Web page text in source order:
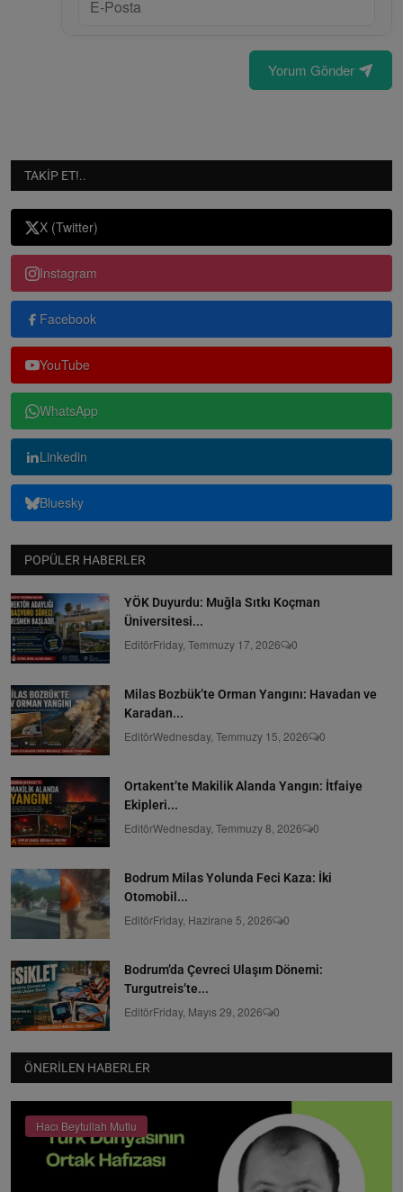
Yorum Gönder
TAKIP ET!..
X (Twitter)
Instagram
Facebook
YouTube
WhatsApp
Linkedin
Bluesky
POPÜLER HABERLER
YÖK Duyurdu: Muğla Sıtkı Koçman
Üniversitesi...
EditörFriday, Temmuzy 17, 2026 0
Milas Bozbük’te Orman Yangını: Havadan ve
Karadan...
EditörWednesday, Temmuzy 15, 2026 0
Ortakent’te Makilik Alanda Yangın: İtfaiye
Ekipleri...
EditörWednesday, Temmuzy 8, 2026 0
Bodrum Milas Yolunda Feci Kaza: İki
Otomobil...
EditörFriday, Hazirane 5, 2026 0
Bodrum’da Çevreci Ulaşım Dönemi:
Turgutreis’te...
EditörFriday, Mayıs 29, 2026 0
ÖNERILEN HABERLER
Hacı Beytullah Mutlu